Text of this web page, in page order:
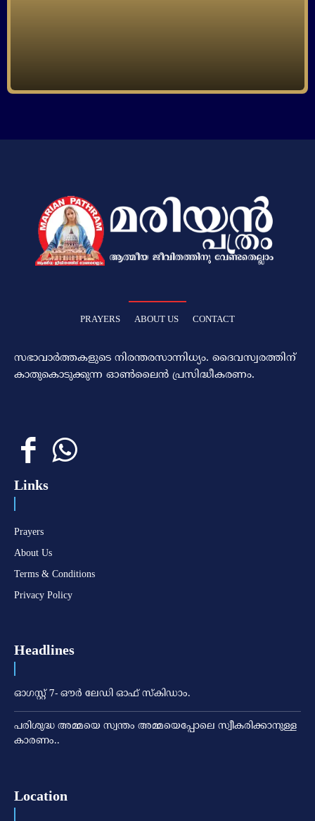
PRAYERS ABOUT US CONTACT
സഭാവാര്‍ത്തകളുടെ നിരന്തരസാന്നിധ്യം. ദൈവസ്വരത്തിന്‌
കാതുകൊടുക്കുന്ന ഓണ്‍ലൈന്‍ പ്രസിദ്ധീകരണം.
Links
Prayers
About Us
Terms & Conditions
Privacy Policy
Headlines
ഓഗസ്റ്റ് 7- ഔര്‍ ലേഡി ഓഫ് സ്‌കിഡാം.
പരിശുദ്ധ അമ്മയെ സ്വന്തം അമ്മയെപ്പോലെ സ്വീകരിക്കാനുള്ള
കാരണം..
Location